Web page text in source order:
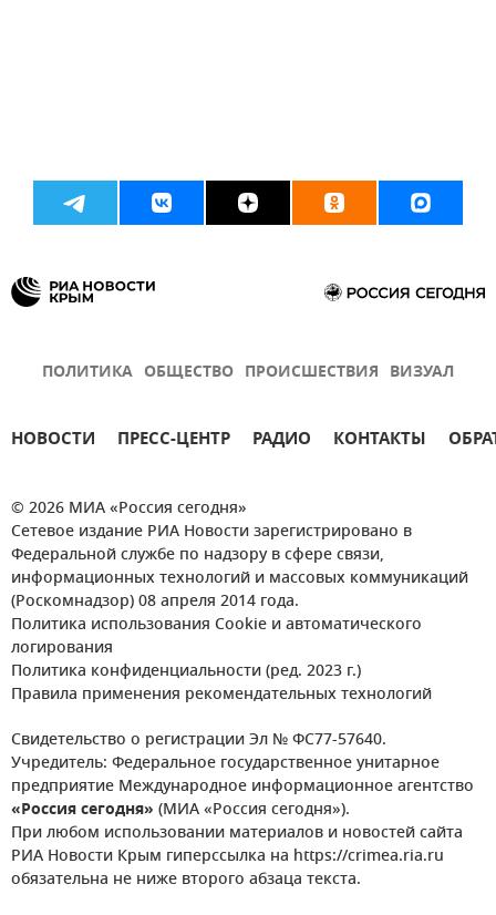
ПОЛИТИКА ОБЩЕСТВО ПРОИСШЕСТВИЯ ВИЗУАЛ
НОВОСТИ ПРЕСС-ЦЕНТР РАДИО КОНТАКТЫ
© 2026 МИА «Россия сегодня»
Сетевое издание РИА Новости зарегистрировано в
Федеральной службе по надзору в сфере связи,
информационных технологий и массовых коммуникаций
(Роскомнадзор) 08 апреля 2014 года.
Политика использования Cookie и автоматического
логирования
Политика конфиденциальности (ред. 2023 г.)
Правила применения рекомендательных технологий
Свидетельство о регистрации Эл № ФС77-57640.
Учредитель: Федеральное государственное унитарное
предприятие Международное информационное агентство
«Россия сегодня» (МИА «Россия сегодня»).
При любом использовании материалов и новостей сайта
РИА Новости Крым гиперссылка на https://crimea.ria.ru
обязательна не ниже второго абзаца текста.